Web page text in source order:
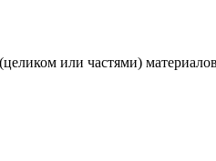
или частями)